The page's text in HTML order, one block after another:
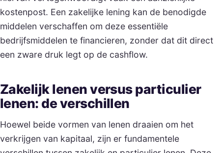
kostenpost. Een zakelijke lening kan de benodigde
middelen verschaffen om deze essentiële
bedrijfsmiddelen te financieren, zonder dat dit direct
een zware druk legt op de cashflow.
Zakelijk lenen versus particulier
lenen: de verschillen
Hoewel beide vormen van lenen draaien om het
verkrijgen van kapitaal, zijn er fundamentele